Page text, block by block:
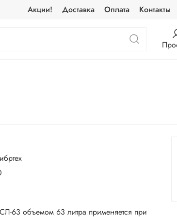
Акции! Доставка Оплата Контакты
63 объемом 63 литра применяется при